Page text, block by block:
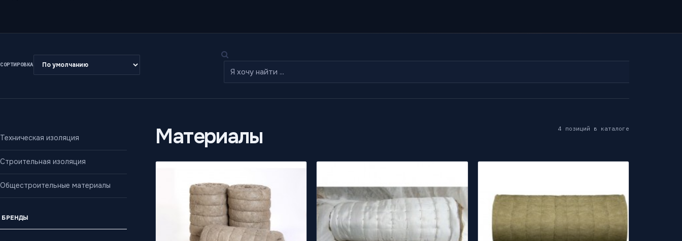
СОРТИРОВКА
Техническая изоляция
Строительная изоляция
Общестроительные материалы
БРЕНДЫ
Материалы 4 позиций в каталоге